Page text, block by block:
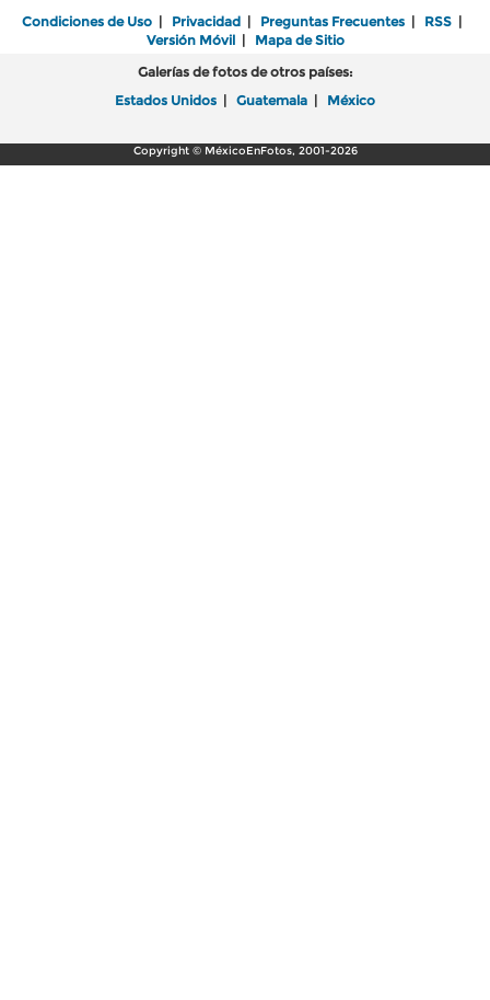
Condiciones de Uso | Privacidad | Preguntas Frecuentes | RSS |
Versión Móvil| Mapa de Sitio
Galerías de fotos de otros países:
Estados Unidos | Guatemala | México
Copyright © MéxicoEnFotos, 2001-2026